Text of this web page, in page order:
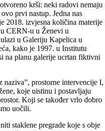
krši: neki radovi nemaju
prvi nastup. Jedna nas
2018. izvjesna količina materije
CERN-u u Ženevi u
u Galeriju Kapelica u
kako je 1997. u Institutu
na planu galerije ucrtan fiktivni
prostorne intervencije I,
koje uistinu i postavljaju
Koji se također vrlo dobro
uočili.
staklene pregrade koje s obje